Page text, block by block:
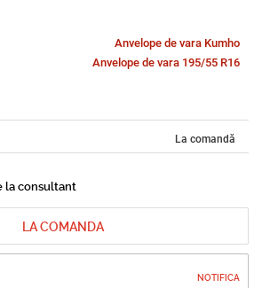
Anvelope de vara Kumho
Anvelope de vara 195/55 R16
La comandă
la consultant
LA COMANDA
NOTIFICA